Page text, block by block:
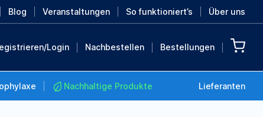
Blog Veranstaltungen So funktioniert’s Über uns
Login Nachbestellen Bestellungen
Nachhaltige Produkte Lieferanten